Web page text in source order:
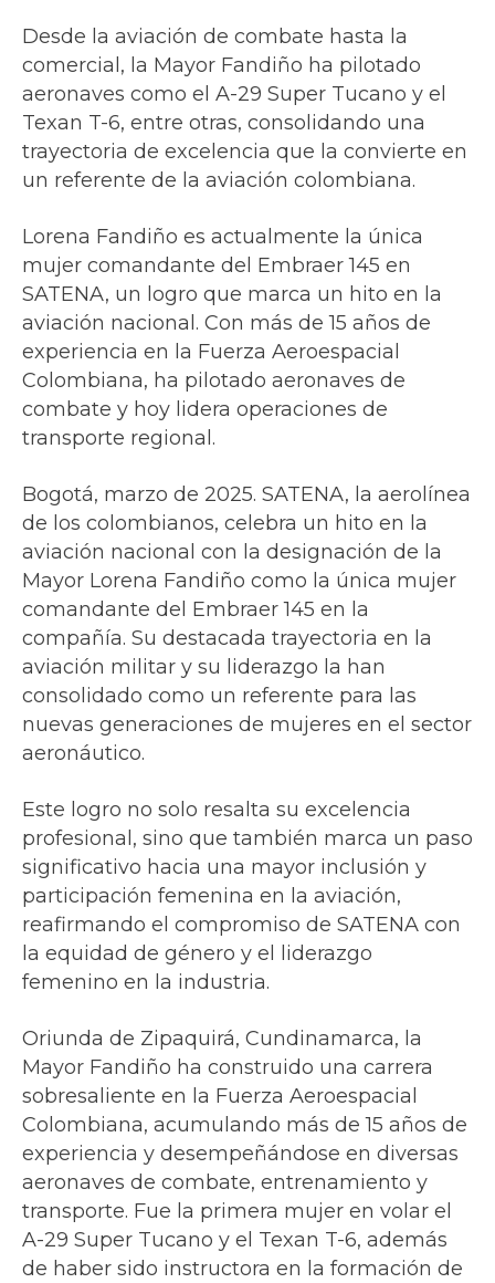
Desde la aviación de combate hasta la
comercial, la Mayor Fandiño ha pilotado
aeronaves como el A-29 Super Tucano y el
Texan T-6, entre otras, consolidando una
trayectoria de excelencia que la convierte en
un referente de la aviación colombiana.
Lorena Fandiño es actualmente la única
mujer comandante del Embraer 145 en
SATENA, un logro que marca un hito en la
aviación nacional. Con más de 15 años de
experiencia en la Fuerza Aeroespacial
Colombiana, ha pilotado aeronaves de
combate y hoy lidera operaciones de
transporte regional.
Bogotá, marzo de 2025. SATENA, la aerolínea
de los colombianos, celebra un hito en la
aviación nacional con la designación de la
Mayor Lorena Fandiño como la única mujer
comandante del Embraer 145 en la
compañía. Su destacada trayectoria en la
aviación militar y su liderazgo la han
consolidado como un referente para las
nuevas generaciones de mujeres en el sector
aeronáutico.
Este logro no solo resalta su excelencia
profesional, sino que también marca un paso
significativo hacia una mayor inclusión y
participación femenina en la aviación,
reafirmando el compromiso de SATENA con
la equidad de género y el liderazgo
femenino en la industria.
Oriunda de Zipaquirá, Cundinamarca, la
Mayor Fandiño ha construido una carrera
sobresaliente en la Fuerza Aeroespacial
Colombiana, acumulando más de 15 años de
experiencia y desempeñándose en diversas
aeronaves de combate, entrenamiento y
transporte. Fue la primera mujer en volar el
A-29 Super Tucano y el Texan T-6, además
de haber sido instructora en la formación de